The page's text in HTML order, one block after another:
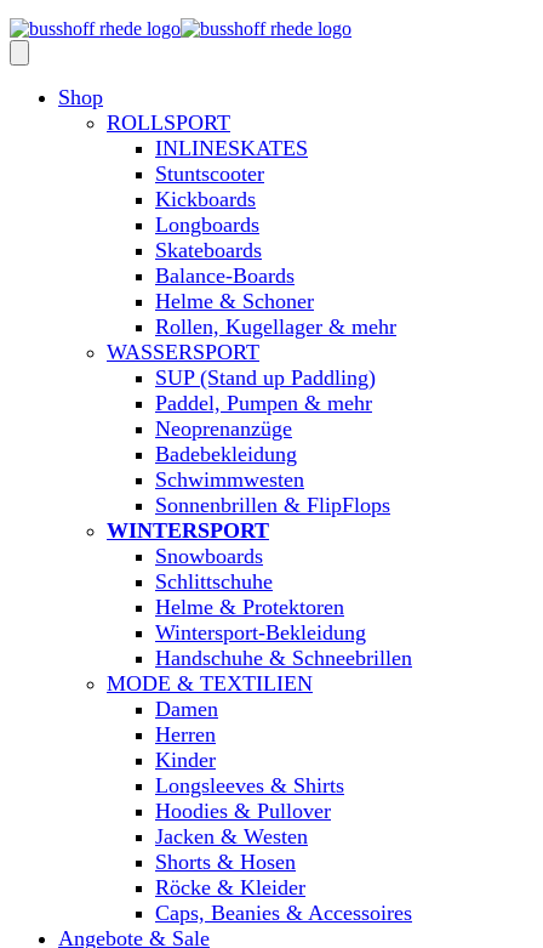
Shop
ROLLSPORT
INLINESKATES
Stuntscooter
Kickboards
Longboards
Skateboards
Balance-Boards
Helme & Schoner
Rollen, Kugellager & mehr
WASSERSPORT
SUP (Stand up Paddling)
Paddel, Pumpen & mehr
Neoprenanzüge
Badebekleidung
Schwimmwesten
Sonnenbrillen & FlipFlops
WINTERSPORT
Snowboards
Schlittschuhe
Helme & Protektoren
Wintersport-Bekleidung
Handschuhe & Schneebrillen
MODE & TEXTILIEN
Damen
Herren
Kinder
Longsleeves & Shirts
Hoodies & Pullover
Jacken & Westen
Shorts & Hosen
Röcke & Kleider
Caps, Beanies & Accessoires
Angebote & Sale